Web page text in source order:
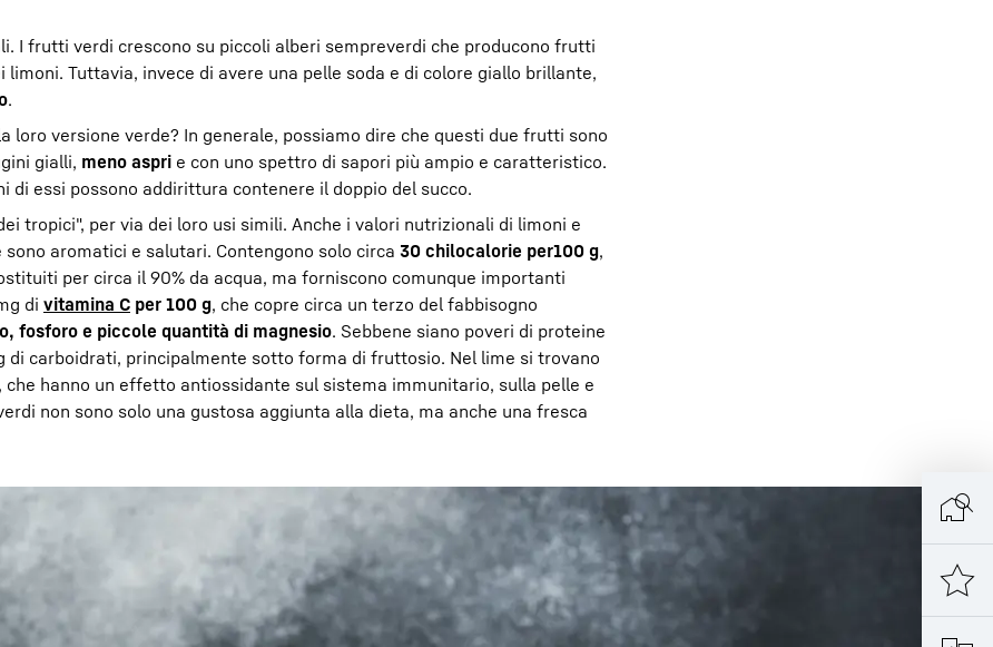
I frutti verdi crescono su piccoli alberi sempreverdi che producono frutti
Tuttavia, invece di avere una pelle soda e di colore giallo brillante,
.
loro versione verde? In generale, possiamo dire che questi due frutti sono
gialli, meno aspri e con uno spettro di sapori più ampio e caratteristico.
di essi possono addirittura contenere il doppio del succo.
tropici", per via dei loro usi simili. Anche i valori nutrizionali di limoni e
aromatici e salutari. Contengono solo circa 30 chilocalorie per100 g,
per circa il 90% da acqua, ma forniscono comunque importanti
di vitamina C per 100 g, che copre circa un terzo del fabbisogno
fosforo e piccole quantità di magnesio. Sebbene siano poveri di proteine
di carboidrati, principalmente sotto forma di fruttosio. Nel lime si trovano
, che hanno un effetto antiossidante sul sistema immunitario, sulla pelle e
non sono solo una gustosa aggiunta alla dieta, ma anche una fresca